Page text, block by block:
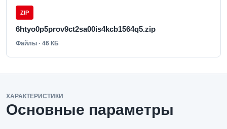
ZIP
6htyo0p5prov9ct2sa00is4kcb1564q5.zip
Файлы · 46 КБ
ХАРАКТЕРИСТИКИ
Основные параметры